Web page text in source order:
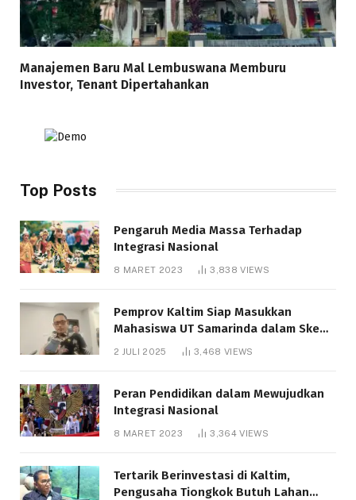
Manajemen Baru Mal Lembuswana Memburu
Investor, Tenant Dipertahankan
Top Posts
Pengaruh Media Massa Terhadap
Integrasi Nasional
8 MARET 2023 3,838VIEWS
Pemprov Kaltim Siap Masukkan
Mahasiswa UT Samarinda dalam Skema
Bantuan Pendidikan Gratispol
2 JULI 2025 3,468 VIEWS
Peran Pendidikan dalam Mewujudkan
Integrasi Nasional
8 MARET 2023 3,364VIEWS
Tertarik Berinvestasi di Kaltim,
Pengusaha Tiongkok Butuh Lahan